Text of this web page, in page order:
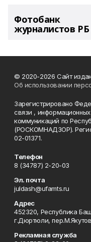
Фотобанк
журналистов РБ
© 2020-2026 Сайт
Об использовании
Зарегистрировано
связи ,
коммуникаций по
(РОСКОМНАДЗОР).
02-01371.
Телефон
8 (34787) 2-20-03
Эл. почта
juldash@ufamts.ru
Адрес
452320, Республика
г.Дюртюли,
Рекламная служба